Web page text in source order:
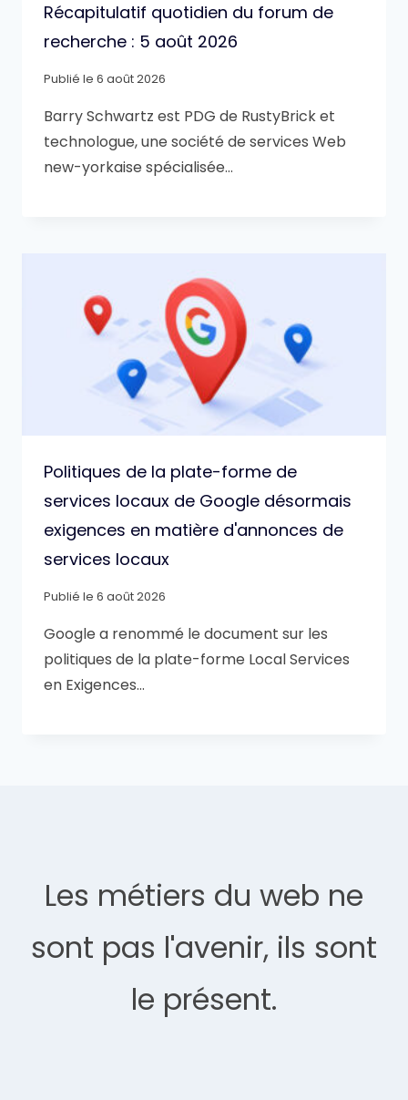
Récapitulatif quotidien du forum de
recherche : 5 août 2026
Publié le 6 août 2026
Barry Schwartz est PDG de RustyBrick et
technologue, une société de services Web
new-yorkaise spécialisée…
Politiques de la plate-forme de
services locaux de Google désormais
exigences en matière d'annonces de
services locaux
Publié le 6 août 2026
Google a renommé le document sur les
politiques de la plate-forme Local Services
en Exigences…
Les métiers du web ne
sont pas l'avenir, ils sont
le présent.